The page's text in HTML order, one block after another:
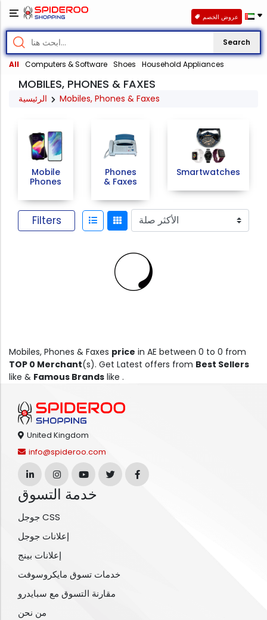
Search
All Computers & Software Shoes Household Appliances
عروض الخصم
MOBILES, PHONES & FAXES
الرئيسية Mobiles, Phones & Faxes
Mobile
Phones
Phones
& Faxes
Smartwatches
Filters
Mobiles, Phones & Faxes price in AE between 0 to 0 from
TOP 0 Merchant(s). Get Latest offers from Best Sellers
like & Famous Brands like .
United Kingdom
info@spideroo.com
خدمة التسوق
جوجل CSS
إعلانات جوجل
إعلانات بينج
خدمات تسوق مايكروسوفت
مقارنة التسوق مع سبايدرو
من نحن